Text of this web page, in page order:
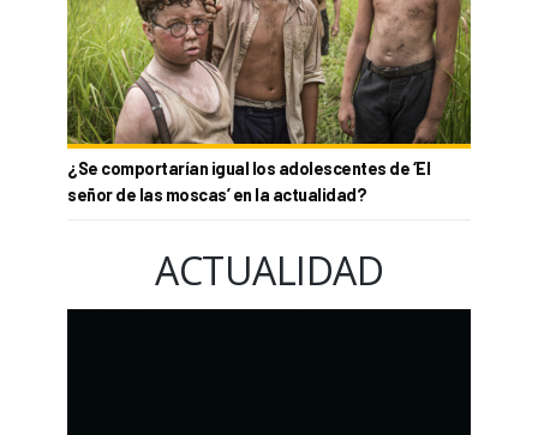
¿Se comportarían igual los adolescentes de ‘El
señor de las moscas’ en la actualidad?
ACTUALIDAD